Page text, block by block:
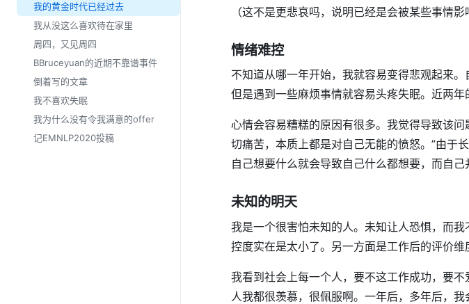
我的黄金时代已经过去
我从没这么喜欢待在家里
周四，又见周四
BBruceyuan的近期不靠谱事件
倒着写的文章
我不喜欢失眠
我为什么没有令我满意的offer
记EMNLP2020投稿
（这不是更悲哀吗，说明已经是会被某些事情影
情绪难控
不知道从哪一年开始，我就容易变得悲观起来
但是遇到一些麻烦事情就容易头疼失眠。近两
心情会容易糟糕的原因有很多。我觉得导致该
切痛苦，本质上都是对自己无能的愤怒。”由于
自己想要什么就会导致自己什么都想要，而自己
未知的明天
我是一个很害怕未知的人。未知让人恐惧，而
控度实在是太小了。另一方面是工作后的评价
我看到社会上每一个人，要不这工作成功，要
人我都很羡慕，很佩服啊。一年后，多年后，